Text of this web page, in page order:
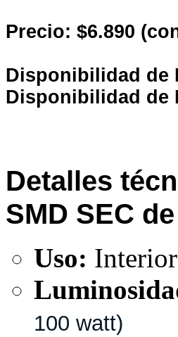
Precio: $6.890
Disponibilidad de
Disponibilidad de
Detalles
SMD SEC
Uso:
100 watt)